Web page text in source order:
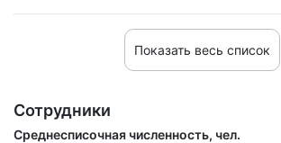
Показать весь список
Сотрудники
Среднесписочная численность, чел.